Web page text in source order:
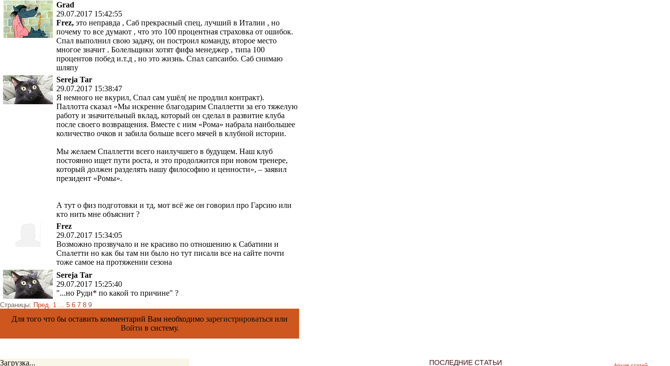
Grad
29.07.2017 15:42:55
Frez, это неправда , Саб прекрасный спец, лучший в Италии , но
почему то все думают , что это 100 процентная страховка от ошибок.
Спал выполнил свою задачу, он построил команду, второе место
многое значит . Болельщики хотят фифа менеджер , типа 100
процентов побед и.т.д , но это жизнь. Спал сапсаибо. Саб снимаю
шляпу
Sereja Tar
29.07.2017 15:38:47
Я немного не вкурил, Спал сам ушёл( не продлил контракт).
Паллотта сказал «Мы искренне благодарим Спаллетти за его тяжелую
работу и значительный вклад, который он сделал в развитие клуба
после своего возвращения. Вместе с ним «Рома» набрала наибольшее
количество очков и забила больше всего мячей в клубной истории.
Мы желаем Спаллетти всего наилучшего в будущем. Наш клуб
постоянно ищет пути роста, и это продолжится при новом тренере,
который должен разделять нашу философию и ценности», – заявил
президент «Ромы».
А тут о физ подготовки и тд, мот всё же он говорил про Гарсию или
кто нить мне объяснит ?
Frez
29.07.2017 15:34:05
Возможно прозвучало и не красиво по отношению к Сабатини и
Спалетти но как бы там ни было но тут писали все на сайте почти
тоже самое на протяжении сезона
Sereja Tar
29.07.2017 15:25:40
"...но Руди* по какой то причине" ?
Страницы: Пред. 1 ... 5 6 7 8 9
Для того что бы оставить комментарий Вам необходимо зарегистрироваться или
Войти в систему.
Загрузка... ПОСЛЕДНИЕ СТАТЬИ